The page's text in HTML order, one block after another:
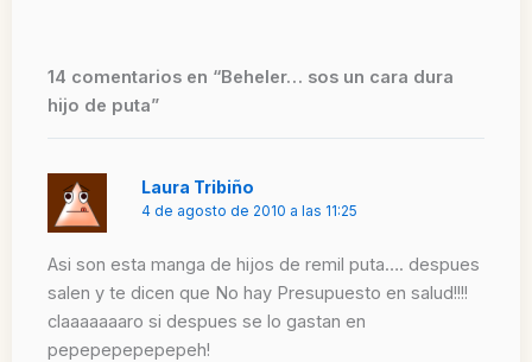
14 comentarios en “Beheler… sos un cara dura
hijo de puta”
Laura Tribiño
4 de agosto de 2010 a las 11:25
Asi son esta manga de hijos de remil puta…. despues
salen y te dicen que No hay Presupuesto en salud!!!!
claaaaaaaro si despues se lo gastan en
pepepepepepepeh!